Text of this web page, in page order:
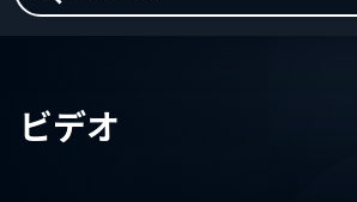
ビデオ